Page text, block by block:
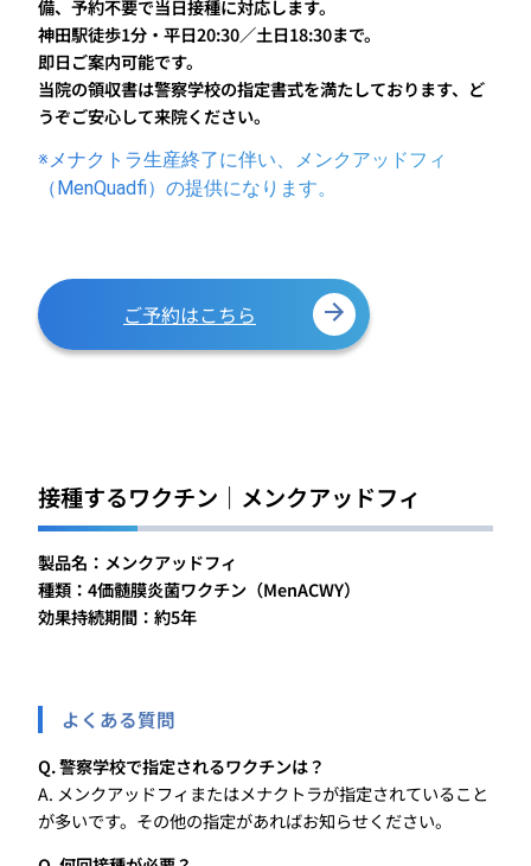
備、予約不要で当日接種に対応します。
神田駅徒歩1分・平日20:30／土日18:30まで。
即日ご案内可能です。
当院の領収書は警察学校の指定書式を満たしております、ど
うぞご安心して来院ください。
※メナクトラ生産終了に伴い、メンクアッドフィ
（MenQuadfi）の提供になります。
ご予約はこちら
接種するワクチン｜メンクアッドフィ
製品名： メンクアッドフィ
種類：4価髄膜炎菌ワクチン（MenACWY）
効果持続期間：約5年
よくある質問
Q. 警察学校で指定されるワクチンは？
A. メンクアッドフィまたはメナクトラが指定されていること
が多いです。その他の指定があればお知らせください。